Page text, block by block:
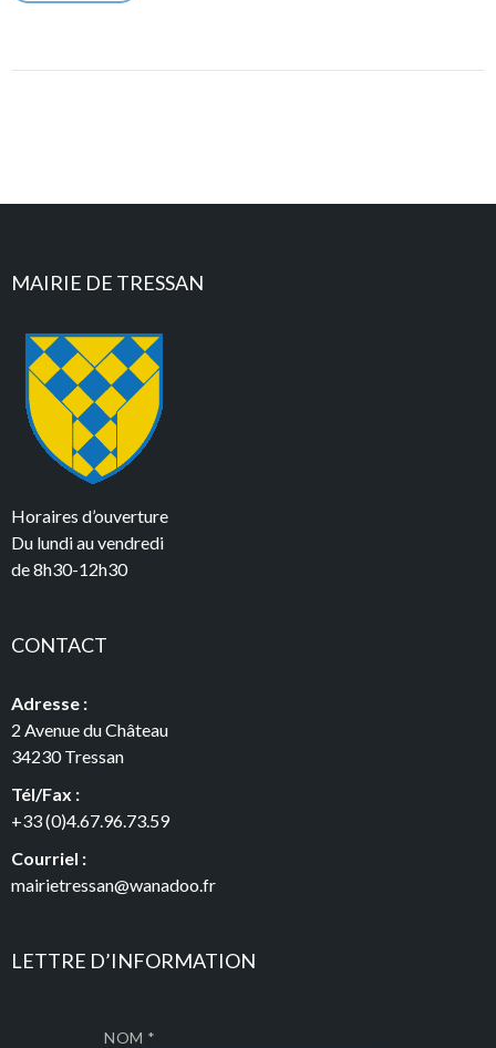
MAIRIE DE TRESSAN
Horaires d’ouverture
Du lundi au vendredi
de 8h30-12h30
CONTACT
Adresse :
2 Avenue du Château
34230 Tressan
Tél/Fax :
+33 (0)4.67.96.73.59
Courriel :
mairietressan@wanadoo.fr
LETTRE D’INFORMATION
NOM *